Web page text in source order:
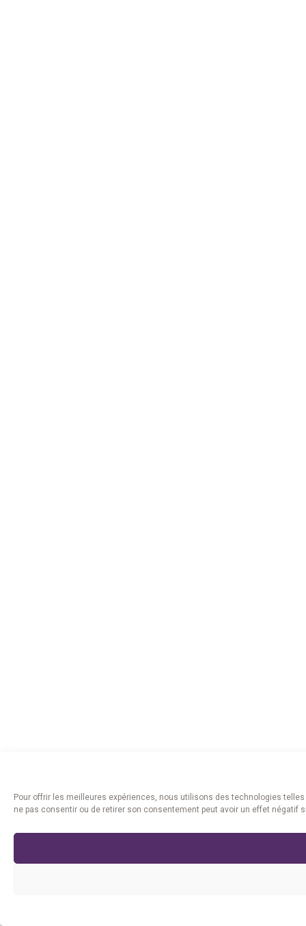
Pour offrir les meilleures expériences, nous utilisons des technologies
ne pas consentir ou de retirer son consentement peut avoir un effet